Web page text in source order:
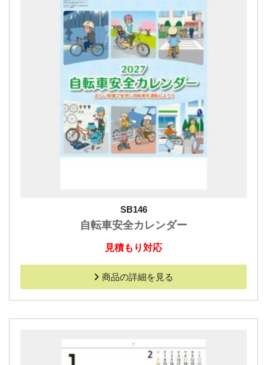
SB146
自転車安全カレンダー
見積もり対応
商品の詳細を見る